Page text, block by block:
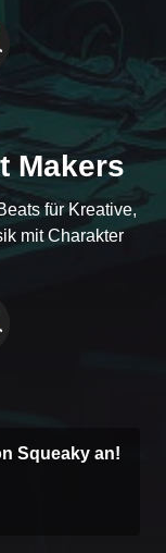
Makers
für Kreative,
mit Charakter
Squeaky an!